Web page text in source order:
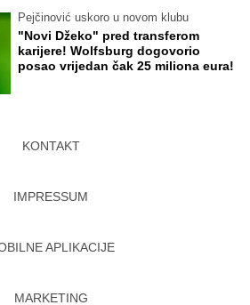
Pejčinović uskoro u novom klubu
"Novi Džeko" pred transferom
karijere! Wolfsburg dogovorio
posao vrijedan čak 25 miliona eura!
KONTAKT
IMPRESSUM
APLIKACIJE
MARKETING